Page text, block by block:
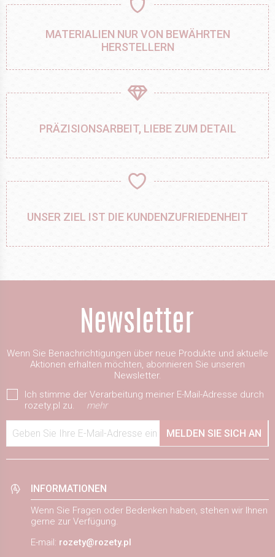
MATERIALIEN NUR VON BEWÄHRTEN
HERSTELLERN
PRÄZISIONSARBEIT, LIEBE ZUM DETAIL
UNSER ZIEL IST DIE KUNDENZUFRIEDENHEIT
Wenn Sie Benachrichtigungen über neue Produkte und aktuelle
Aktionen erhalten möchten, abonnieren Sie unseren
Newsletter.
Ich stimme der Verarbeitung meiner E-Mail-Adresse durch
rozety.pl zu.
mehr
Geben Sie Ihre E-Mail-Adresse ein MELDEN SIE SICH AN
INFORMATIONEN
Wenn Sie Fragen oder Bedenken haben, stehen wir Ihnen
gerne zur Verfügung.
E-mail: rozety@rozety.pl